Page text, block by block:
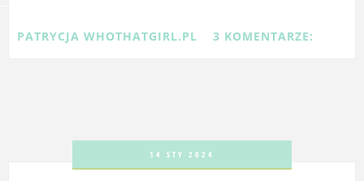
PATRYCJA WHOTHATGIRL.PL 3 KOMENTARZE:
14 STY 2024